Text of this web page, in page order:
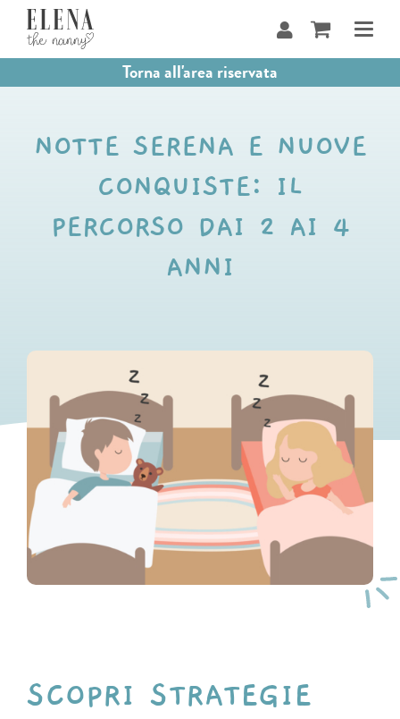
Salta
Torna all'area riservata
NOTTE SERENA E NUOVE
CONQUISTE: IL
PERCORSO DAI 2 AI 4
ANNI
SCOPRI STRATEGIE